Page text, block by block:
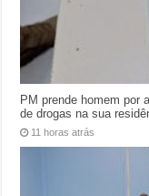
PM prende homem por
de drogas na sua
11 horas atrás